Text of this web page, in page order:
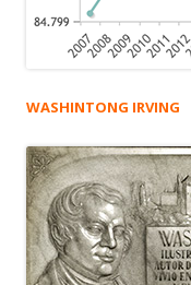
WASHINTONG IRVING